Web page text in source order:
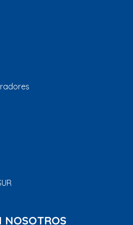
NOSOTROS